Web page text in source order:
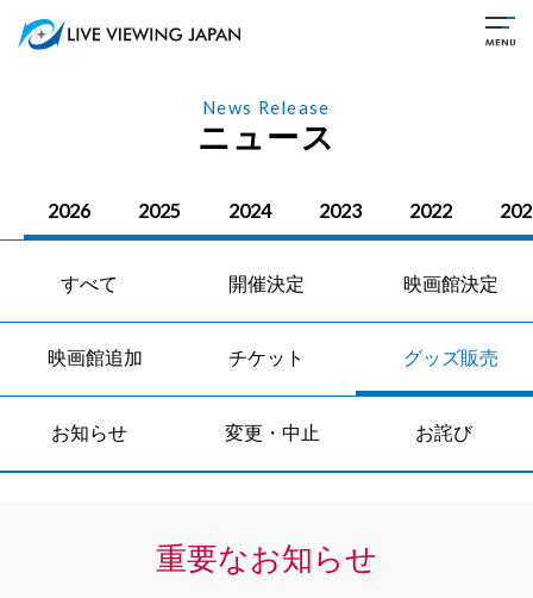
News Release
ニュース
2026 2025 2024 2023 2022
すべて 開催決定 映画館決定
映画館追加 チケット グッズ販売
お知らせ 変更・中止 お詫び
重要なお知らせ